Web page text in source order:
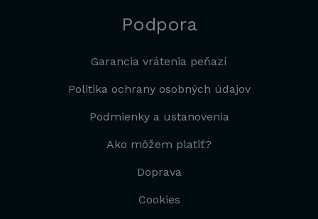
Podpora
Garancia vrátenia peňazí
Politika ochrany osobných údajov
Podmienky a ustanovenia
Ako môžem platiť?
Doprava
Cookies